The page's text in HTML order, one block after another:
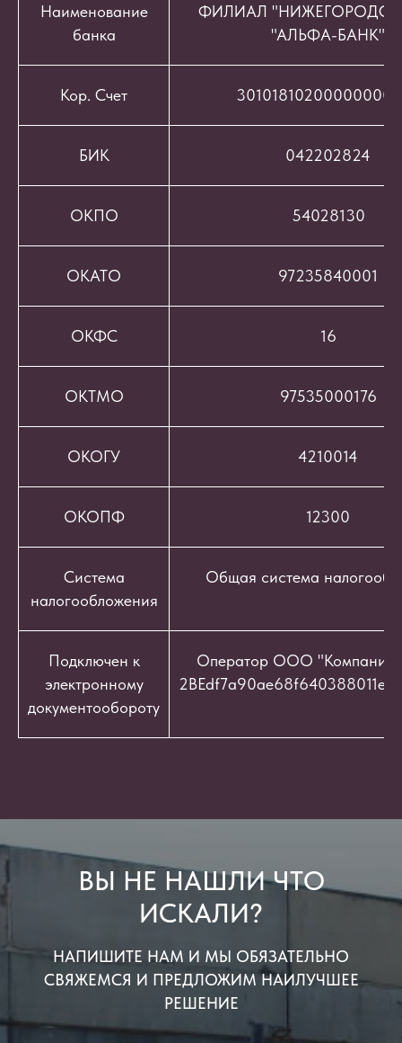
Наименование
банка
ФИЛИАЛ
"АЛЬФА-БАНК"
Кор. Счет
БИК 042202824
ОКПО 54028130
ОКАТО 97235840001
ОКФС 16
ОКТМО 97535000176
ОКОГУ 4210014
ОКОПФ 12300
Система
налогообложения
Общая система
Подключен к
электронному
документообороту
Оператор ООО "Компания
ВЫ НЕ НАШЛИ ЧТО
ИСКАЛИ?
НАПИШИТЕ НАМ И МЫ ОБЯЗАТЕЛЬНО
СВЯЖЕМСЯ И ПРЕДЛОЖИМ НАИЛУЧШЕЕ
РЕШЕНИЕ